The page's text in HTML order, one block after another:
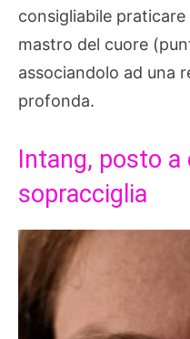
consigliabile
mastro del cuore
associandolo ad una
profonda.
Intang, posto a
sopracciglia